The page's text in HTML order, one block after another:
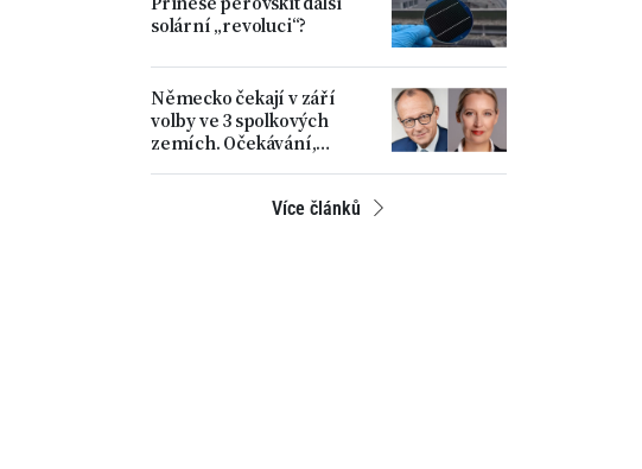
solární „revoluci“?
Německo čekají v září
volby ve 3 spolkových
zemích. Očekávání,
Více článků